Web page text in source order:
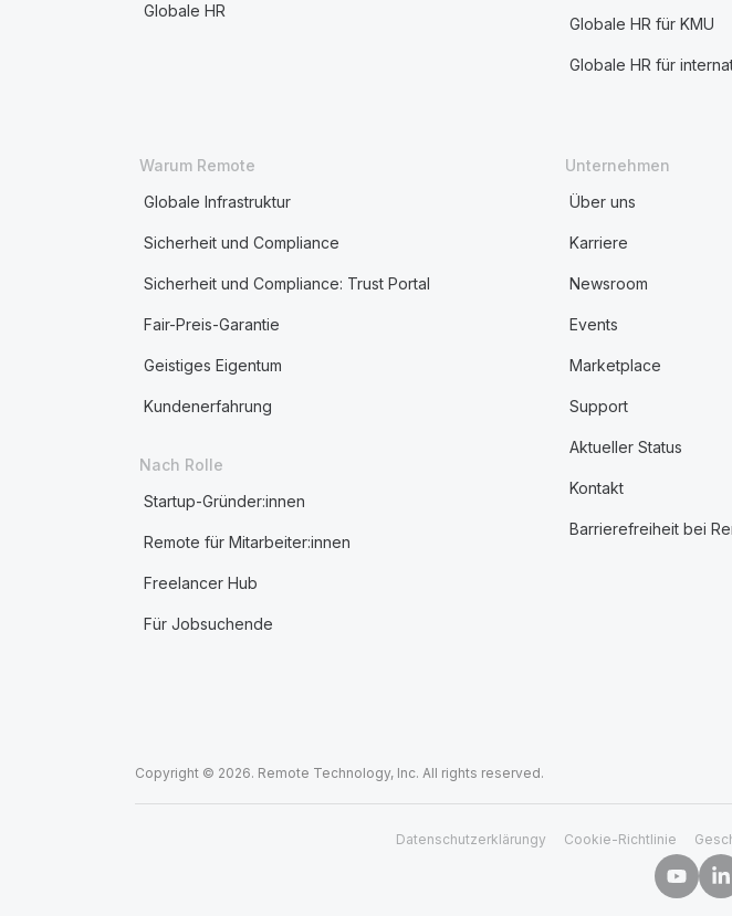
Globale HR
Globale HR für KMU
Globale HR für
Warum Remote
Globale Infrastruktur
Sicherheit und Compliance
Sicherheit und Compliance: Trust Portal
Fair-Preis-Garantie
Geistiges Eigentum
Kundenerfahrung
Nach Rolle
Startup-Gründer:innen
Remote für Mitarbeiter:innen
Freelancer Hub
Für Jobsuchende
Unternehmen
Über uns
Karriere
Newsroom
Events
Marketplace
Support
Aktueller Status
Kontakt
Barrierefreiheit bei
Copyright © 2026. Remote Technology, Inc. All rights reserved.
Datenschutzerklärungy Cookie-Richtlinie